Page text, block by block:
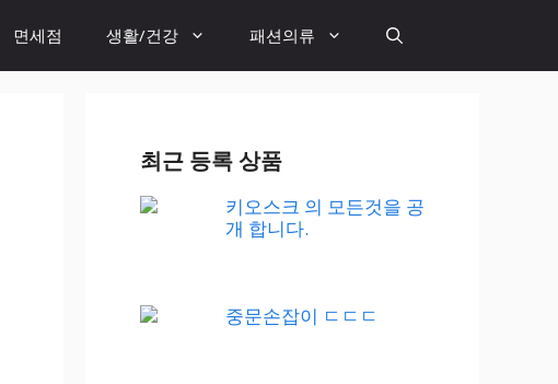
면세점 생활/건강 패션의류
최근 등록 상품
키오스크 의 모든것을 공
개 합니다.
중문손잡이 ㄷㄷㄷ